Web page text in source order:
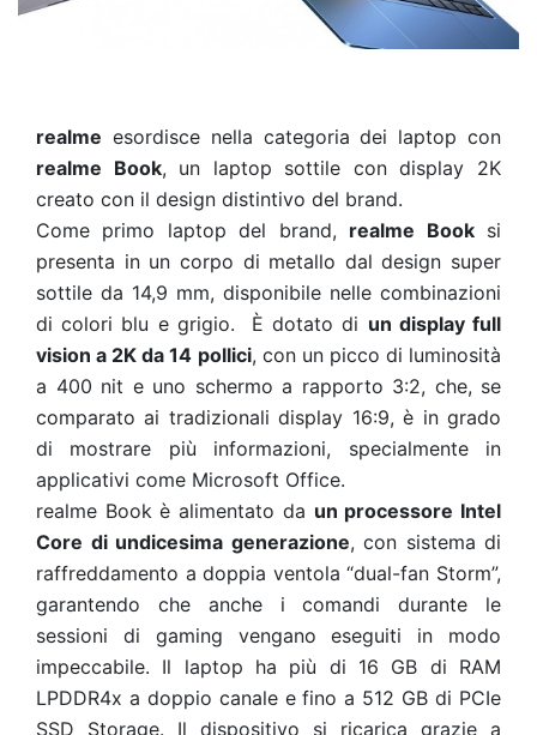
realme esordisce nella categoria dei laptop con
realme Book, un laptop sottile con display 2K
creato con il design distintivo del brand.
Come primo laptop del brand, realme Booksi
presenta in un corpo di metallo dal design super
sottile da 14,9 mm, disponibile nelle combinazioni
di colori blu e grigio. È dotato di un display full
vision a 2K da 14 pollici, con un picco di luminosità
a 400 nit e uno schermo a rapporto 3:2, che, se
comparato ai tradizionali display 16:9, è in grado
di mostrare più informazioni, specialmente in
applicativi come Microsoft Office.
realme Book è alimentato da un processore Intel
Core di undicesima generazione, con sistema di
raffreddamento a doppia ventola “dual-fan Storm”,
garantendo che anche i comandi durante le
sessioni di gaming vengano eseguiti in modo
impeccabile. Il laptop ha più di 16 GB di RAM
LPDDR4x a doppio canale e fino a 512 GB di PCIe
SSD Storage. Il dispositivo si ricarica grazie a